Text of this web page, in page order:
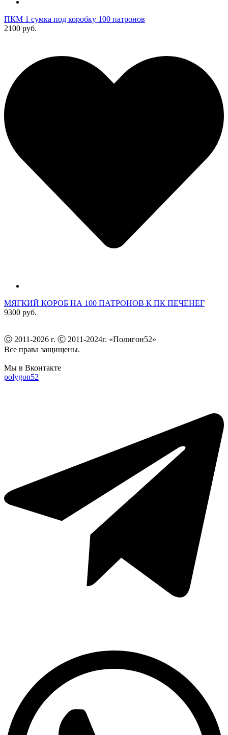
ПКМ 1 сумка под коробку 100 патронов
2100 руб.
МЯГКИЙ КОРОБ НА 100 ПАТРОНОВ К ПК ПЕЧЕНЕГ
9300 руб.
Ⓒ 2011-2026 г. Ⓒ 2011-2024г. «Полигон52»
Все права защищены.
Мы в Вконтакте
polygon52